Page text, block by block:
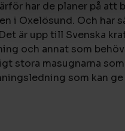
har de planer på att
i Oxelösund. Och har
är upp till Svenska
och annat som
stora masugnarna
som kan